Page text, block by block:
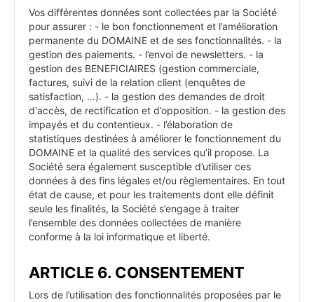
Vos différentes données sont collectées par la Société
pour assurer : - le bon fonctionnement et l’amélioration
permanente du DOMAINE et de ses fonctionnalités. - la
gestion des paiements. - l’envoi de newsletters. - la
gestion des BENEFICIAIRES (gestion commerciale,
factures, suivi de la relation client (enquêtes de
satisfaction, …). - la gestion des demandes de droit
d'accès, de rectification et d’opposition. - la gestion des
impayés et du contentieux. - l’élaboration de
statistiques destinées à améliorer le fonctionnement du
DOMAINE et la qualité des services qu’il propose. La
Société sera également susceptible d’utiliser ces
données à des fins légales et/ou règlementaires. En tout
état de cause, et pour les traitements dont elle définit
seule les finalités, la Société s’engage à traiter
l’ensemble des données collectées de manière
conforme à la loi informatique et liberté.
ARTICLE 6. CONSENTEMENT
Lors de l’utilisation des fonctionnalités proposées par le